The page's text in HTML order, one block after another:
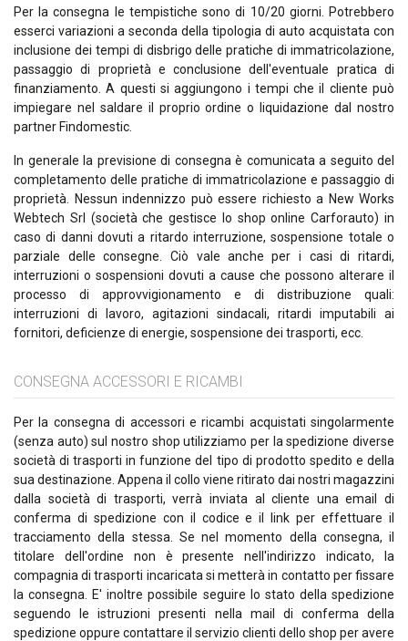
Per la consegna le tempistiche sono di 10/20 giorni. Potrebbero
esserci variazioni a seconda della tipologia di auto acquistata con
inclusione dei tempi di disbrigo delle pratiche di immatricolazione,
passaggio di proprietà e conclusione dell'eventuale pratica di
finanziamento. A questi si aggiungono i tempi che il cliente può
impiegare nel saldare il proprio ordine o liquidazione dal nostro
partner Findomestic.
In generale la previsione di consegna è comunicata a seguito del
completamento delle pratiche di immatricolazione e passaggio di
proprietà. Nessun indennizzo può essere richiesto a New Works
Webtech Srl (società che gestisce lo shop online Carforauto) in
caso di danni dovuti a ritardo interruzione, sospensione totale o
parziale delle consegne. Ciò vale anche per i casi di ritardi,
interruzioni o sospensioni dovuti a cause che possono alterare il
processo di approvvigionamento e di distribuzione quali:
interruzioni di lavoro, agitazioni sindacali, ritardi imputabili ai
fornitori, deficienze di energie, sospensione dei trasporti, ecc.
CONSEGNA ACCESSORI E RICAMBI
Per la consegna di accessori e ricambi acquistati singolarmente
(senza auto) sul nostro shop utilizziamo per la spedizione diverse
società di trasporti in funzione del tipo di prodotto spedito e della
sua destinazione. Appena il collo viene ritirato dai nostri magazzini
dalla società di trasporti, verrà inviata al cliente una email di
conferma di spedizione con il codice e il link per effettuare il
tracciamento della stessa. Se nel momento della consegna, il
titolare dell'ordine non è presente nell'indirizzo indicato, la
compagnia di trasporti incaricata si metterà in contatto per fissare
la consegna. E' inoltre possibile seguire lo stato della spedizione
seguendo le istruzioni presenti nella mail di conferma della
spedizione oppure contattare il servizio clienti dello shop per avere